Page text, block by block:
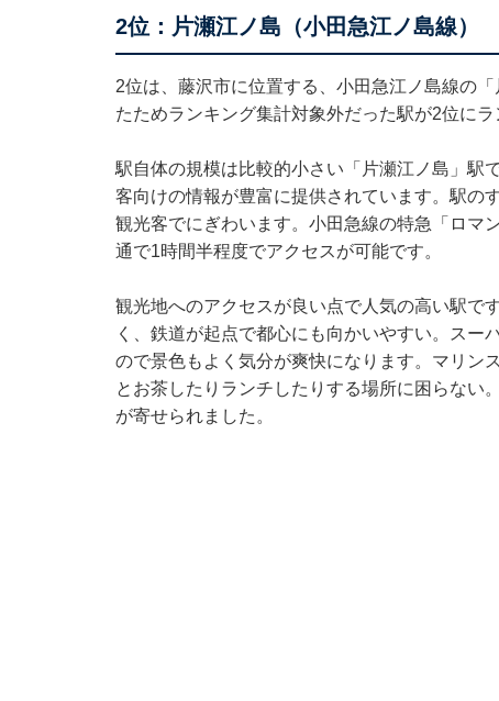
2位：片瀬江ノ島（小田急江ノ島線）
2位は、藤沢市に位置する、小田急江ノ島線の
たためランキング集計対象外だった駅が2位にラ
駅自体の規模は比較的小さい「片瀬江ノ島」駅
客向けの情報が豊富に提供されています。駅の
観光客でにぎわいます。小田急線の特急「ロマ
通で1時間半程度でアクセスが可能です。
観光地へのアクセスが良い点で人気の高い駅で
く、鉄道が起点で都心にも向かいやすい。スー
ので景色もよく気分が爽快になります。マリン
とお茶したりランチしたりする場所に困らない
が寄せられました。